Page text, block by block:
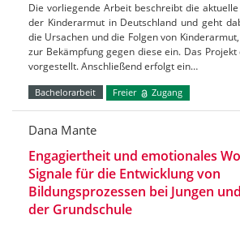
Die vorliegende Arbeit beschreibt die
der Kinderarmut in Deutschland und geht
die Ursachen und die Folgen von
zur Bekämpfung gegen diese ein. Das
vorgestellt. Anschließend erfolgt ein…
Bachelorarbeit Freier Zugang
Dana Mante
Engagiertheit und emotionales
Signale für die Entwicklung von
Bildungsprozessen bei Jungen
der Grundschule